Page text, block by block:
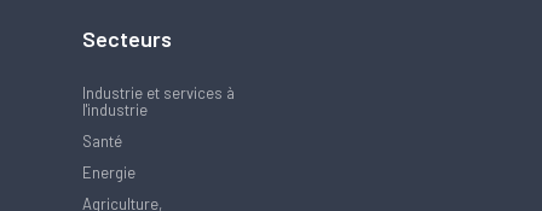
Secteurs
Industrie et services à
l'industrie
Santé
Energie
Agriculture,